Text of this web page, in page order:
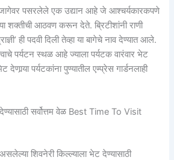
पसरलेले एक उद्यान आहे जे आश्चर्यकारकपणे
शक्तीची आठवण करून देते. ब्रिटीशांनी राणी
ही पदवी दिली तेव्हा या बागेचे नाव देण्यात आले.
पर्यटन स्थळ आहे ज्याला पर्यटक वारंवार भेट
देणार्‍या पर्यटकांना पुण्यातील एम्प्रेस गार्डनलाही
सर्वोत्तम वेळ Best Time To Visit
असलेल्या शिवनेरी किल्ल्याला भेट देण्यासाठी